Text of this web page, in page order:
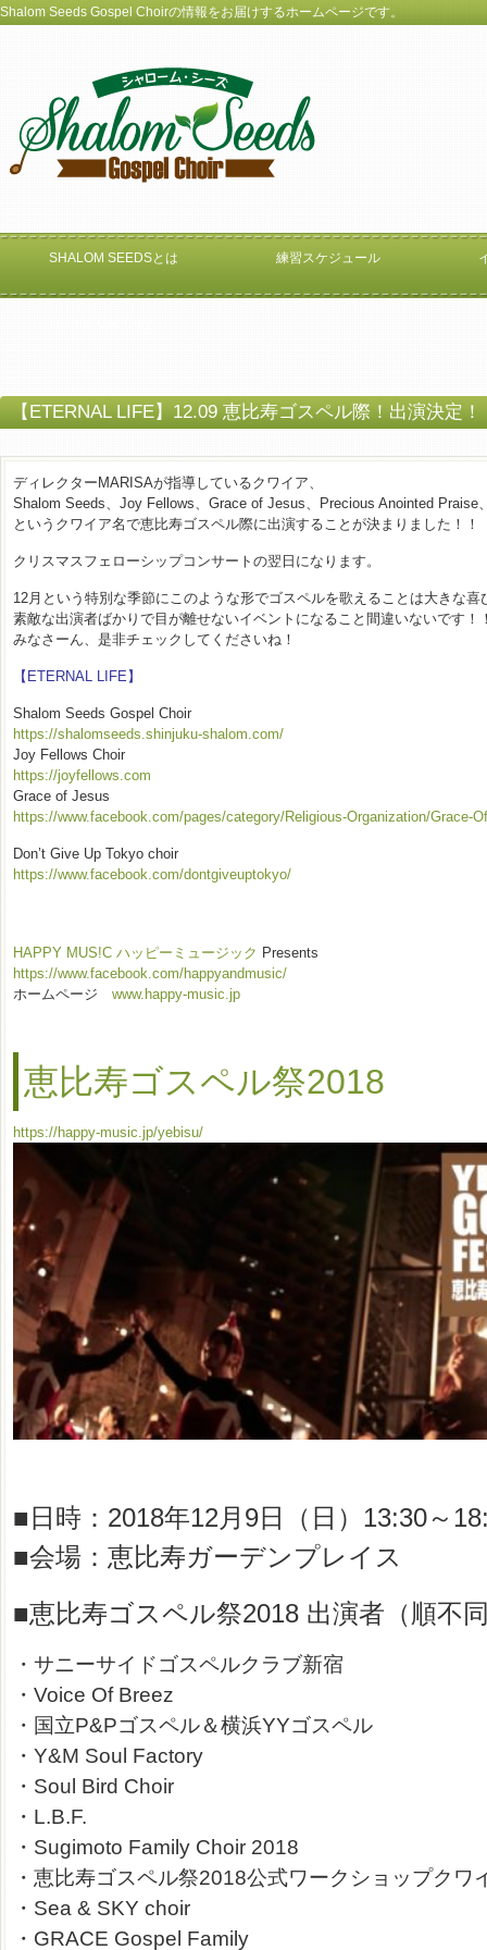
Shalom Seeds Gospel Choirの情報をお届けするホームページです。
SHALOM SEEDSとは 練習スケジュール
【ETERNAL LIFE】12.09 恵比寿ゴスペル際！出演決定！
ディレクターMARISAが指導しているクワイア、
Shalom Seeds、Joy Fellows、Grace of Jesus、Precious Anointed Praise
というクワイア名で恵比寿ゴスペル際に出演することが決まりました！！
クリスマスフェローシップコンサートの翌日になります。
12月という特別な季節にこのような形でゴスペルを歌えることは大きな喜
素敵な出演者ばかりで目が離せないイベントになること間違いないです！
みなさーん、是非チェックしてくださいね！
【ETERNAL LIFE】
Shalom Seeds Gospel Choir
https://shalomseeds.shinjuku-shalom.com/
Joy Fellows Choir
https://joyfellows.com
Grace of Jesus
https://www.facebook.com/pages/category/Religious-Organization/Grace-
Don’t Give Up Tokyo choir
https://www.facebook.com/dontgiveuptokyo/
HAPPY MUS!C ハッピーミュージック Presents
https://www.facebook.com/happyandmusic/
ホームページ www.happy-music.jp
恵比寿ゴスペル祭2018
https://happy-music.jp/yebisu/
■日時：2018年12月9日（日）13:30～
■会場：恵比寿ガーデンプレイス
■恵比寿ゴスペル祭2018 出演者（順不
・サニーサイドゴスペルクラブ新宿
・Voice Of Breez
・国立P&Pゴスペル＆横浜YYゴスペル
・Y&M Soul Factory
・Soul Bird Choir
・L.B.F.
・Sugimoto Family Choir 2018
・恵比寿ゴスペル祭2018公式ワークショップクワ
・Sea & SKY choir
・GRACE Gospel Family